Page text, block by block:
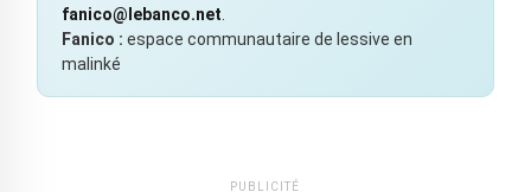
fanico@lebanco.net
Fanico : espace communautaire de lessive en
malinké
PUBLICITÉ